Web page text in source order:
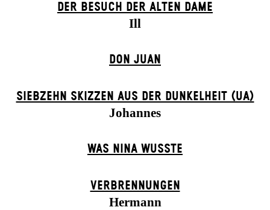
DER BE­SUCH DER ALT­EN DA­ME
Ill
DON JUAN
SIEBZEHN SKIZZEN AUS DER DUNKELHEIT (UA)
Johannes
WAS NINA WUSSTE
VERBRENNUNGEN
Hermann